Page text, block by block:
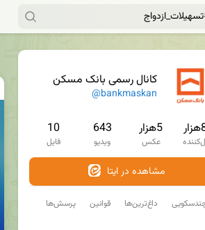
کانال رسمی بانک مسکن
@bankmaskan
5هزار
عکس
643
ویدیو
10
فایل
مشاهده در ایتا
پرسش‌ها قوانین داغ‌ترین‌ها